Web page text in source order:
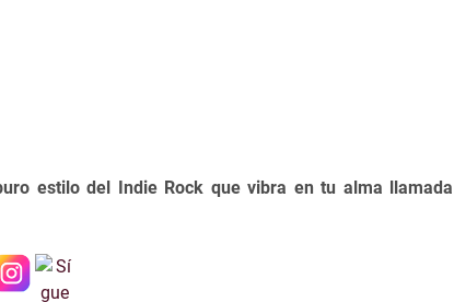
estilo del Indie Rock que vibra en tu alma llamada